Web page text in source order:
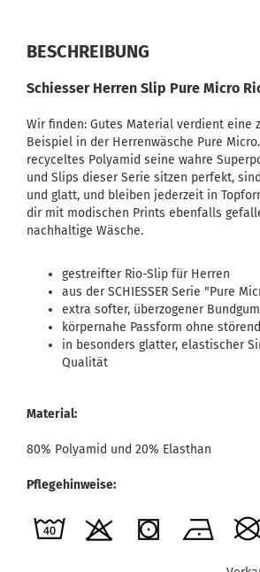
BESCHREIBUNG
Schiesser Herren Slip Pure Micro
Wir finden: Gutes Material verdient eine
Beispiel in der Herrenwäsche Pure
recyceltes Polyamid seine wahre
und Slips dieser Serie sitzen perfekt,
und glatt, und bleiben jederzeit in
dir mit modischen Prints ebenfalls
nachhaltige Wäsche.
gestreifter Rio-Slip für Herren
aus der SCHIESSER Serie "Pure
extra softer, überzogener
körpernahe Passform ohne
in besonders glatter, elastischer
Qualität
Material:
80% Polyamid und 20% Elasthan
Pflegehinweise: